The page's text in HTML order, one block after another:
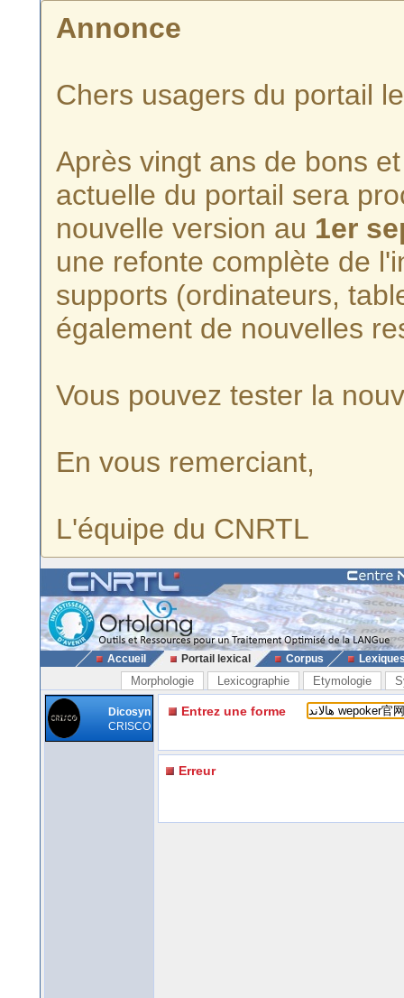
Annonce
Chers usagers du portail
Après vingt ans de bons
actuelle du portail sera
nouvelle version au 1er
une refonte complète de
supports (ordinateurs,
également de nouvelles
Vous pouvez tester la
En vous remerciant,
L'équipe du CNRTL
Accueil Portail lexical Corpus
Morphologie Lexicographie Etymologie
Dicosyn
CRISCO
Entrez une forme
Erreur